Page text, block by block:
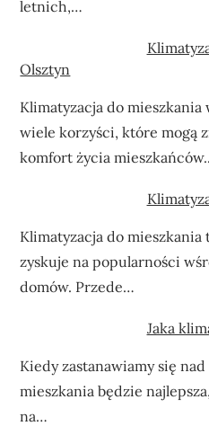
letnich,…
Olsztyn
Klimatyzacja do
wiele korzyści, które mogą
komfort życia
Klimatyzacja do
zyskuje na popularności
domów. Przede…
Jaka
Kiedy zastanawiamy się
mieszkania będzie
na…